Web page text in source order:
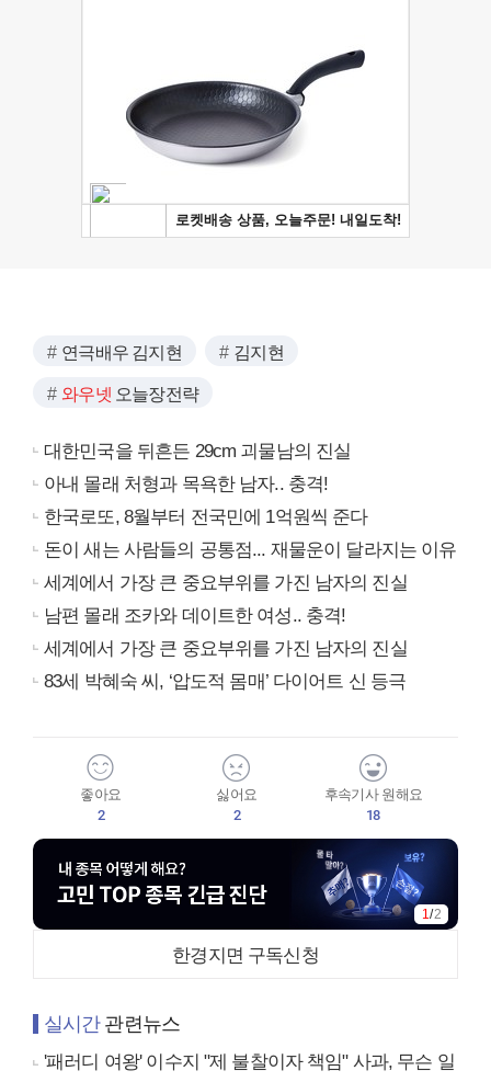
연극배우 김지현 김지현
와우넷 오늘장전략
대한민국을 뒤흔든 29cm 괴물남의 진실
아내 몰래 처형과 목욕한 남자.. 충격!
한국로또, 8월부터 전국민에 1억원씩 준다
돈이 새는 사람들의 공통점... 재물운이 달라지는 이유
세계에서 가장 큰 중요부위를 가진 남자의 진실
남편 몰래 조카와 데이트한 여성.. 충격!
세계에서 가장 큰 중요부위를 가진 남자의 진실
83세 박혜숙 씨, ‘압도적 몸매’ 다이어트 신 등극
좋아요
2
싫어요
2
후속기사 원해요
18
1/2
한경지면 구독신청
실시간관련뉴스
'패러디 여왕' 이수지 "제 불찰이자 책임" 사과, 무슨 일